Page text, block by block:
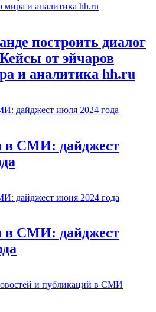
построить диалог
от эйчаров
и аналитика hh.ru
в СМИ: дайджест
в СМИ: дайджест